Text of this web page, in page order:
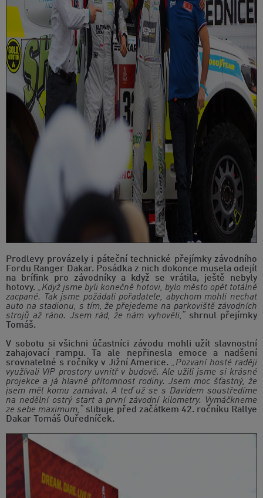
Prodlevy provázely i páteční technické přejímky závodního
Fordu Ranger Dakar. Posádka z nich dokonce musela odejít
na brífink pro závodníky a když se vrátila, ještě nebyly
hotovy. „Když jsme byli konečně hotovi, bylo město opět totálně
zacpané. Tak jsme požádali pořadatele, abychom mohli nechat
auto na stadionu, s tím, že přejedeme na parkoviště závodních
strojů až ráno. Jsem rád, že nám vyhověli,“
shrnul přejímky
Tomáš.
V sobotu si všichni účastníci závodu mohli užít slavnostní
zahajovací rampu. Ta ale nepřinesla emoce a nadšení
srovnatelné s ročníky v Jižní Americe.„Pozvaní hosté raději
využívali VIP prostory uvnitř v budově. Ale užili jsme si krásné
projekce a já hlavně přítomnost rodiny. Jsem moc šťastný, že
jsem měl komu zamávat. A teď už se s Davidem soustředíme
na nedělní ostrý start a první závodní kilometry. Vymáčkneme
ze sebe maximum,“ slibuje před začátkem 42. ročníku Rallye
Dakar Tomáš Ouředníček.